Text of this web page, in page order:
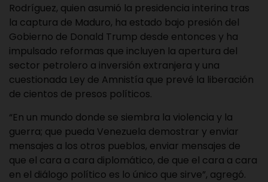
Rodríguez, quien asumió la presidencia interina tras
la captura de Maduro, ha estado bajo presión del
Gobierno de Donald Trump desde entonces y ha
impulsado reformas que incluyen la apertura del
sector petrolero a inversión extranjera y una
cuestionada Ley de Amnistía que prevé la liberación
de cientos de presos políticos.
“En un mundo donde se siembra la violencia y la
guerra; que pueda Venezuela demostrar y enviar
mensajes a los otros pueblos, enviar mensajes de
que el cara a cara diplomático, de que el cara a cara
en el diálogo político es lo único que sirve”, agregó.